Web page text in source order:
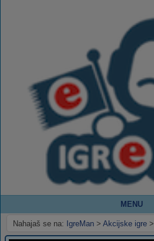
MENU
Nahajaš se na: IgreMan > Akcijske igre >